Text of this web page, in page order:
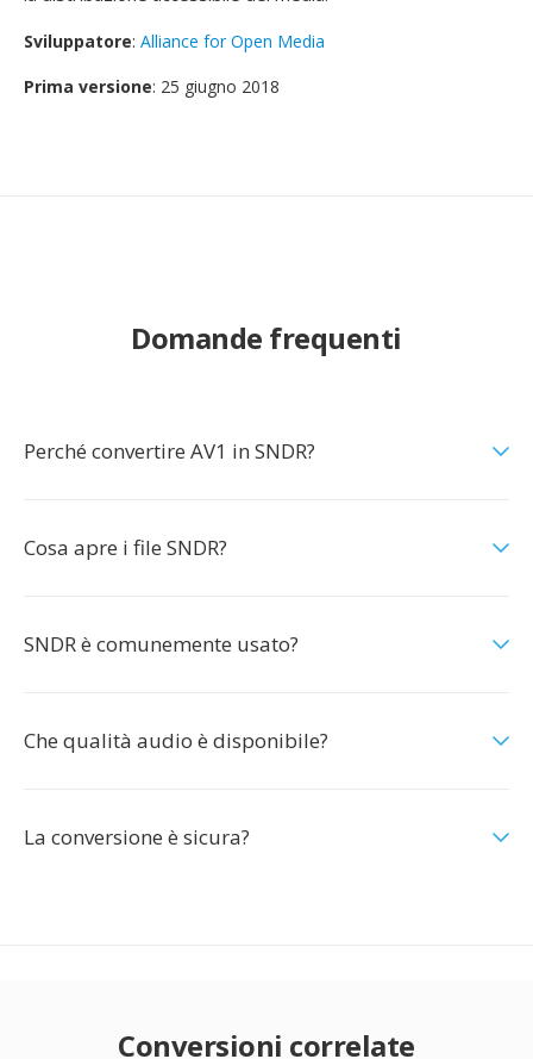
Sviluppatore: Alliance for Open Media
Prima versione: 25 giugno 2018
Domande frequenti
Perché convertire AV1 in SNDR?
Cosa apre i file SNDR?
SNDR è comunemente usato?
Che qualità audio è disponibile?
La conversione è sicura?
Conversioni correlate